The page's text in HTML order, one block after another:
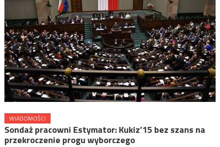
WIADOMOŚCI
Sondaż pracowni Estymator: Kukiz’15 bez szans na
przekroczenie progu wyborczego